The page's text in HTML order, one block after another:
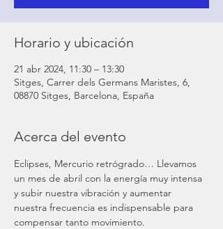
Horario y ubicación
21 abr 2024, 11:30 – 13:30
Sitges, Carrer dels Germans Maristes, 6,
08870 Sitges, Barcelona, España
Acerca del evento
Eclipses, Mercurio retrógrado… Llevamos
un mes de abril con la energía muy intensa
y subir nuestra vibración y aumentar
nuestra frecuencia es indispensable para
compensar tanto movimiento.